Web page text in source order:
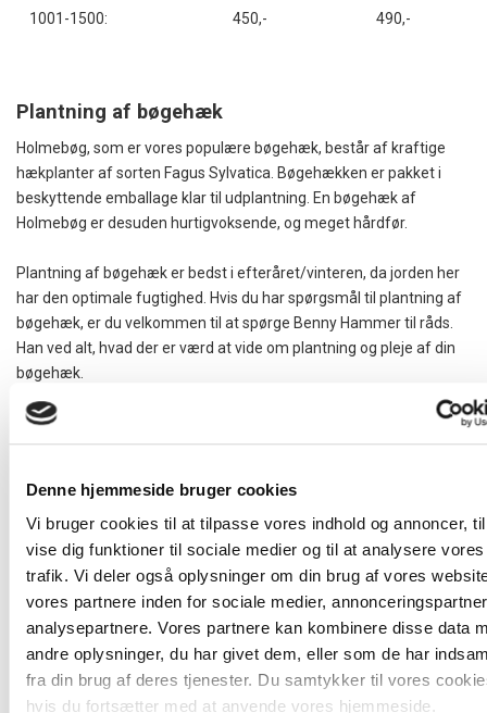
Denne hjemmeside bruger cookies
Vi bruger cookies til at tilpasse vores indhold og annoncer,
vise dig funktioner til sociale medier og til at analysere vores
trafik. Vi deler også oplysninger om din brug af vores
vores partnere inden for sociale medier,
analysepartnere. Vores partnere kan kombinere disse data
andre oplysninger, du har givet dem, eller som de har
fra din brug af deres tjenester. Du samtykker til vores
hvis du fortsætter med at anvende vores hjemmeside.
1001-1500: 450,- 490,-
Plantning af bøgehæk
Holmebøg, som er vores populære bøgehæk, består af kraftige
hækplanter af sorten Fagus Sylvatica. Bøgehækken er pakket i
beskyttende emballage klar til udplantning. En bøgehæk af
Holmebøg er desuden hurtigvoksende, og meget hårdfør.
Plantning af bøgehæk er bedst i efteråret/vinteren, da jorden her
har den optimale fugtighed. Hvis du har spørgsmål til plantning af
bøgehæk, er du velkommen til at spørge Benny Hammer til råds.
Han ved alt, hvad der er værd at vide om plantning og pleje af din
bøgehæk.
Vi anbefaler, at du bruger fire-fem hækplanter pr. meter.
på kortere tid. Bøgehækken dækker for indsyn hele året, fordi de visne
Holmebøg med hurtig vækst
Bøgehækken er et kendt syn i danske haver og i offentlige byrum.
Den passer perfekt til de danske vejrforhold og trives i stort set al
slags vejr. Hos os får du en Holmebøg i høj kvalitet og i hurtig